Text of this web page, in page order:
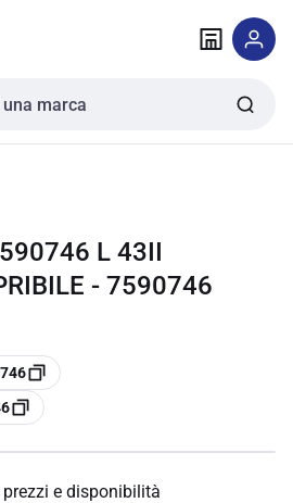
L 43II
- 7590746
e disponibilità